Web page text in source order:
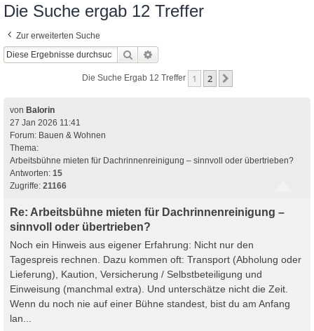
Die Suche ergab 12 Treffer
Zur erweiterten Suche
Suche
Die Suche Ergab 12 Treffer 1 2
von Balorin
27 Jan 2026 11:41
Forum: Bauen & Wohnen
Thema:
Arbeitsbühne mieten für Dachrinnenreinigung – sinnvoll oder übertrieben?
Antworten: 15
Zugriffe: 21166
Re: Arbeitsbühne mieten für Dachrinnenreinigung –
sinnvoll oder übertrieben?
Noch ein Hinweis aus eigener Erfahrung: Nicht nur den
Tagespreis rechnen. Dazu kommen oft: Transport (Abholung oder
Lieferung), Kaution, Versicherung / Selbstbeteiligung und
Einweisung (manchmal extra). Und unterschätze nicht die Zeit.
Wenn du noch nie auf einer Bühne standest, bist du am Anfang
lan...